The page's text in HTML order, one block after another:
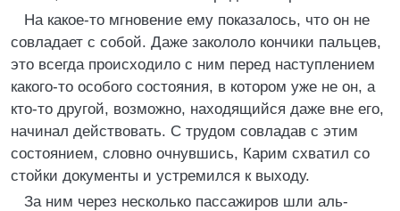
На какое-то мгновение ему показалось, что он не
совладает с собой. Даже закололо кончики пальцев,
это всегда происходило с ним перед наступлением
какого-то особого состояния, в котором уже не он, а
кто-то другой, возможно, находящийся даже вне его,
начинал действовать. С трудом совладав с этим
состоянием, словно очнувшись, Карим схватил со
стойки документы и устремился к выходу.
За ним через несколько пассажиров шли аль-